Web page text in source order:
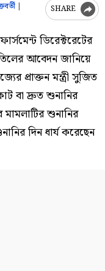
SHARE
ডিরেক্টরেটের
আবেদন জানিয়ে
প্রাক্তন মন্ত্রী সুজিত
বা দ্রুত শুনানির
শুনানির
দিন ধার্য করেছেন